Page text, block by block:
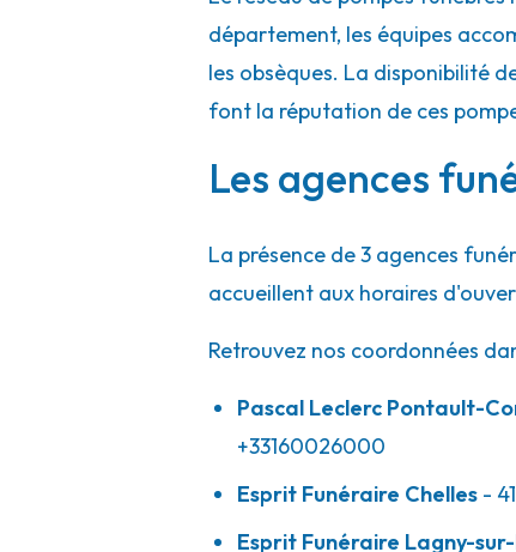
département, les équipes
les obsèques. La disponibilité
font la réputation de ces
Les agences
La présence de 3 agences
accueillent aux horaires
Retrouvez nos coordonnées
Pascal Leclerc Pontault-
+33160026000
Esprit Funéraire Chelles -
Esprit Funéraire Lagny-